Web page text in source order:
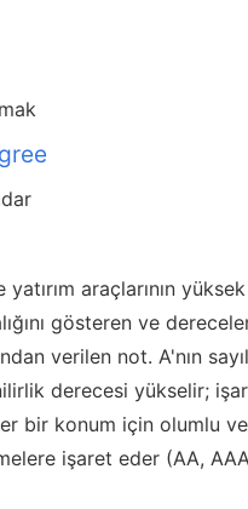
araçlarının yüksek
gösteren ve
verilen not. A'nın
derecesi yükselir;
bir konum için olumlu
işaret eder (AA,